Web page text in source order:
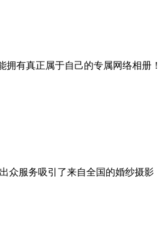
有真正属于自己的专属网络相册！
众服务吸引了来自全国的婚纱摄影